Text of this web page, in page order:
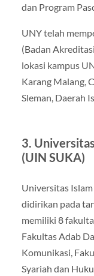
dan Program
UNY telah
(Badan
lokasi kampus
Karang Malang,
Sleman, Daerah
3.
(UIN SUKA)
Universitas
didirikan pada
memiliki 8
Fakultas Adab
Komunikasi,
Syariah dan